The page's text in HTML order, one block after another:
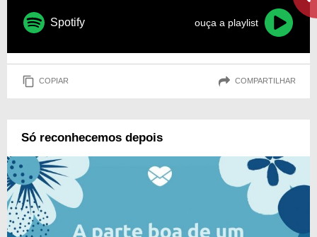
Spotify ouça a playlist
COPIAR COMPARTILHAR
Só reconhecemos depois